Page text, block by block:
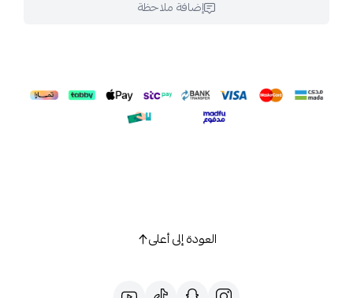
إضافة ملاحظة
العودة إلى أعلى